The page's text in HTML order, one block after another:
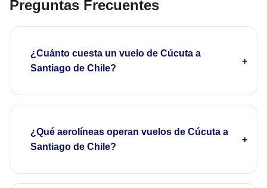
Preguntas Frecuentes
¿Cuánto cuesta un vuelo de Cúcuta a
Santiago de Chile?
¿Qué aerolíneas operan vuelos de Cúcuta a
Santiago de Chile?